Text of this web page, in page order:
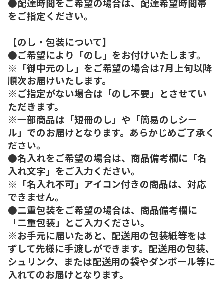
をご指定ください。
【のし・包装について】
●ご希望により「のし」をお付けいたします。
※「御中元のし」をご希望の場合は7月上旬以降
順次お届けいたします。
※ご指定がない場合は「のし不要」とさせてい
ただきます。
※一部商品は「短冊のし」や「簡易のしシー
ル」でのお届けとなります。あらかじめご了承く
ださい。
●名入れをご希望の場合は、商品備考欄に「名
入れ文字」をご入力ください。
※「名入れ不可」アイコン付きの商品は、対応
できません。
●二重包装をご希望の場合は、商品備考欄に
「二重包装」とご入力ください。
※お手元に届いたあと、配送用の包装紙等をは
ずして先様に手渡しができます。配送用の包装、
シュリンク、または配送用の袋やダンボール等に
入れてのお届けとなります。